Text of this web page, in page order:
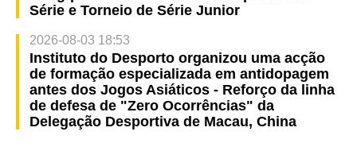
Série e Torneio de Série Junior
2026-08-03 18:53
Instituto do Desporto organizou uma acção
de formação especializada em antidopagem
antes dos Jogos Asiáticos - Reforço da linha
de defesa de "Zero Ocorrências" da
Delegação Desportiva de Macau, China